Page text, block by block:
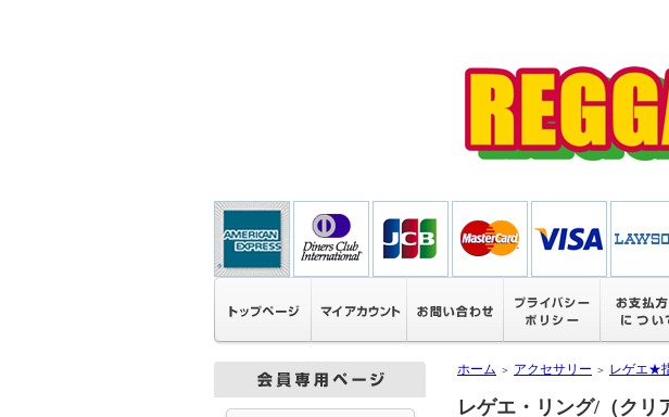
ホーム ＞ アクセサリー ＞ レゲエ★
レゲエ・リング/（クリ